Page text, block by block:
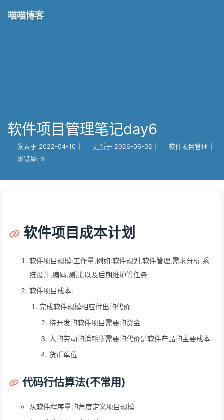
喵喵博客
软件项目管理笔记day6
发表于 2022-04-10 更新于 2026-06-02 软件项目管理
浏览量: 6
软件项目成本计划
软件项目规模:工作量,例如:软件规划,软件管理,需求分析,系
统设计,编码,测试,以及后期维护等任务
软件项目成本:
完成软件规模相应付出的代价
待开发的软件项目需要的资金
人的劳动的消耗所需要的代价是软件产品的主要成本
货币单位
代码行估算法(不常用)
从软件程序量的角度定义项目规模